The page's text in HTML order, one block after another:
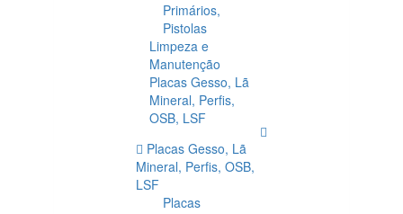
Primários,
Pistolas
Limpeza e
Manutenção
Placas Gesso, Lã
Mineral, Perfis,
OSB, LSF
Placas Gesso, Lã
Mineral, Perfis, OSB,
LSF
Placas